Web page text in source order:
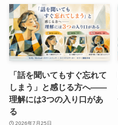
「話を聞いてもすぐ忘れて
しまう」と感じる方へ——
理解には3つの入り口があ
る
2026年7月25日